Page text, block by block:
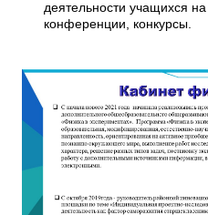
деятельности учащихся на
конференции, конкурсы.